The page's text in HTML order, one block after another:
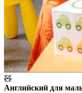
🧸
Английский для